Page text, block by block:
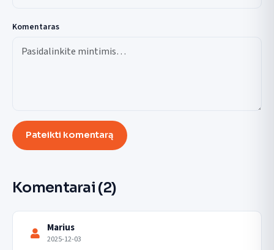
Komentaras
Pateikti komentarą
Komentarai (2)
Marius
2025-12-03